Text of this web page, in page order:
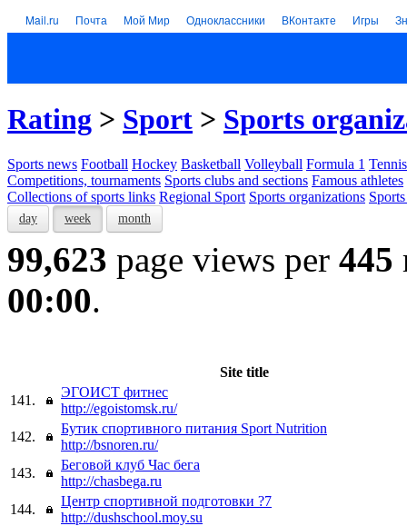
Mail.ru Почта Мой Мир Одноклассники ВКонтакте Игры
Rating > Sport > Sports
Sports news Football Hockey Basketball Volleyball Formula 1 Tennis
Competitions, tournaments Sports clubs and sections Famous athletes
Collections of sports links Regional Sport Sports organizations
day week month
99,623 page views per 445
00:00.
Site title
141.
ЭГОИСТ фитнес
http://egoistomsk.ru/
142.
Бутик спортивного питания Sport Nutrition
http://bsnoren.ru/
143.
Беговой клуб Час бега
http://chasbega.ru
144.
Центр спортивной подготовки ?7
http://dushschool.moy.su